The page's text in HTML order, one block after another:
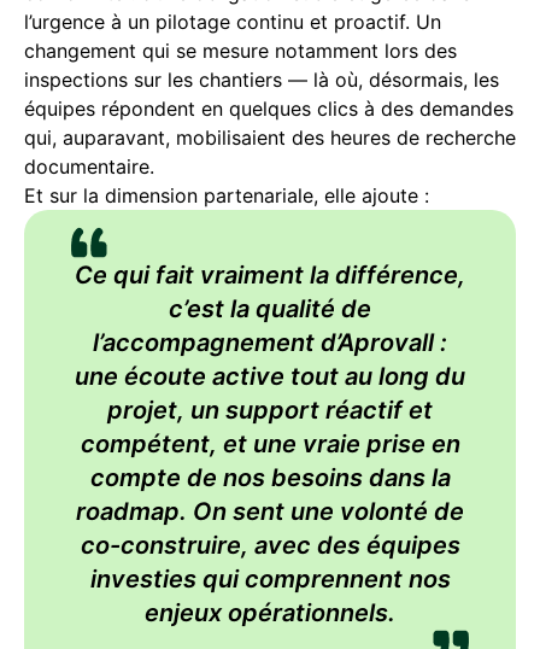
l’urgence à un pilotage continu et proactif. Un
changement qui se mesure notamment lors des
inspections sur les chantiers — là où, désormais, les
équipes répondent en quelques clics à des demandes
qui, auparavant, mobilisaient des heures de recherche
documentaire.
Et sur la dimension partenariale, elle ajoute :
Ce qui fait vraiment la différence,
c’est la qualité de
l’accompagnement d’Aprovall :
une écoute active tout au long du
projet, un support réactif et
compétent, et une vraie prise en
compte de nos besoins dans la
roadmap. On sent une volonté de
co-construire, avec des équipes
investies qui comprennent nos
enjeux opérationnels.